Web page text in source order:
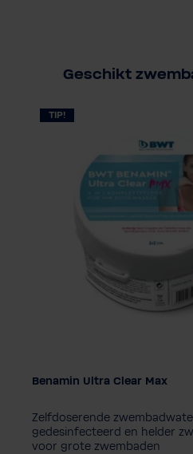
Geschikt
TIP!
Verpakkingseenheid
Benamin Ultra Clear Max
Zelfdoserende
gedesinfecteerd en helder
voor grote zwembaden